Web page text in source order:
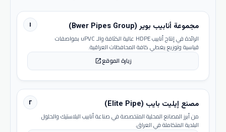
١ مجموعة أنابيب بوير (Bwer Pipes Group)
الرائدة في إنتاج أنابيب HDPE عالية الكثافة والـ uPVC بمواصفات
قياسية وتوزيع يغطي كافة المحافظات العراقية.
زيارة الموقعopen_in_new
٢ مصنع إيليت بايب (Elite Pipe)
من أبرز المصانع المحلية المتخصصة في صناعة أنابيب البلاستيك والحلول
البلدية المتكاملة في العراق.